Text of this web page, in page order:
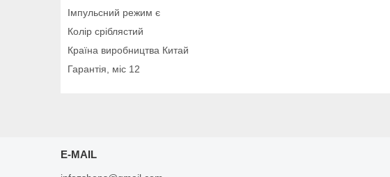
Імпульсний режим є
Колір сріблястий
Країна виробництва Китай
Гарантія, міс 12
E-MAIL